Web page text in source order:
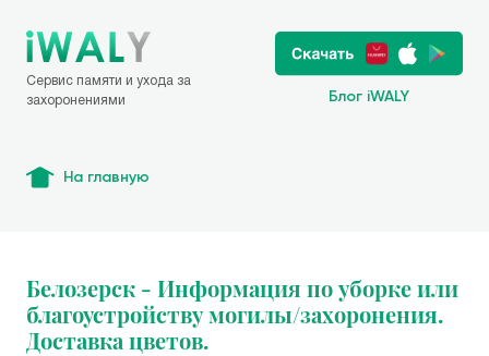
Сервис памяти и ухода за
захоронениями
Блог iWALY
На главную
Белозерск - Информация по уборке или
благоустройству могилы/захоронения.
Доставка цветов.